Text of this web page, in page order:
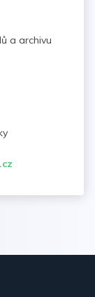
a archivu